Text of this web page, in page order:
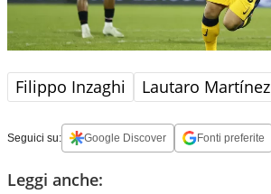
Filippo Inzaghi Lautaro Martínez
Seguici su: Google Discover Fonti preferite
Leggi anche: